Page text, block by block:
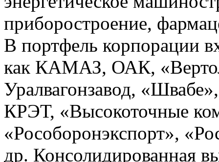
приборостроение,
В портфель корпорации
как КАМАЗ, ОАК,
Уралвагонзавод,
КРЭТ, «Высокоточные
«Рособоронэкспорт»,
др. Консолидированная